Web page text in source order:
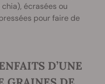
écrasées ou
pour faire de
D’UNE